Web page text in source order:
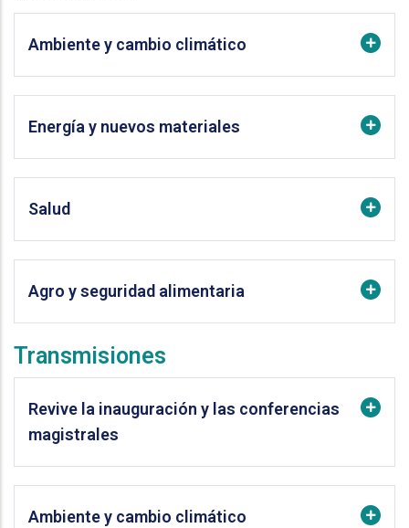
Ambiente y cambio climático
Energía y nuevos materiales
Salud
Agro y seguridad alimentaria
Transmisiones
Revive la inauguración y las conferencias
magistrales
Ambiente y cambio climático